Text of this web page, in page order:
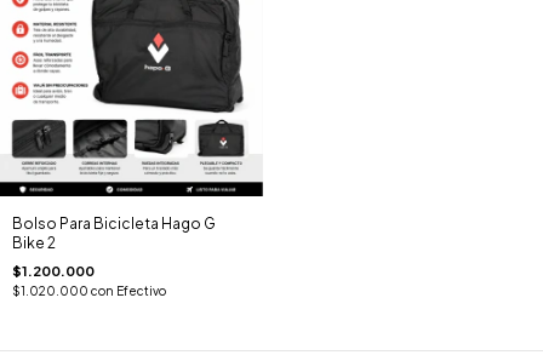
Bolso Para Bicicleta Hago G
Bike 2
$1.200.000
$1.020.000 con Efectivo